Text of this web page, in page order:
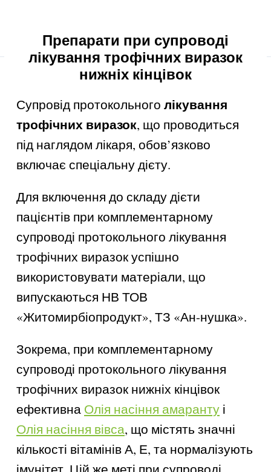
Препарати при супроводі
лікування трофічних виразок
нижніх кінцівок
Супровід протокольного лікування
трофічних виразок, що проводиться
під наглядом лікаря, обов’язково
включає спеціальну дієту.
Для включення до складу дієти
пацієнтів при комплементарному
супроводі протокольного лікування
трофічних виразок успішно
використовувати матеріали, що
випускаються НВ ТОВ
«Житомирбіопродукт», ТЗ «Ан-нушка».
Зокрема, при комплементарному
супроводі протокольного лікування
трофічних виразок нижніх кінцівок
ефективна Олія насіння амаранту і
Олія насіння вівса, що містять значні
кількості вітамінів А, Е, та нормалізують